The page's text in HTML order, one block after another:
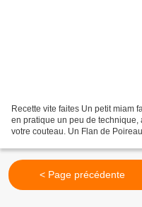
Recette vite faites Un petit miam
en pratique un peu de
votre couteau. Un Flan de
< Page précédente